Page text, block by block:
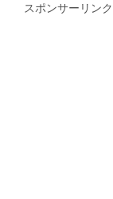
スポンサーリンク